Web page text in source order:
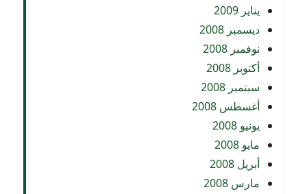
يناير 2009
ديسمبر 2008
نوفمبر 2008
أكتوبر 2008
سبتمبر 2008
أغسطس 2008
يونيو 2008
مايو 2008
أبريل 2008
مارس 2008